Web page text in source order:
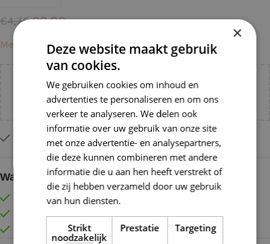
€4,75 €3,80
Meer informatie →
Voeg nog€ 55,00toe voorgratis verzending binnen
Op voorraad
Waarom kopen bij de Wolkast?
Lage verzendkosten vanaf € 4,99 binnen NL
Gratis verzonden vanaf €55,-
Vóór 16:30 besteld = Zelfde (werk)dag verzonden
×
Deze website maakt gebruik
van cookies.
We gebruiken cookies om inhoud en
advertenties te personaliseren en om ons
verkeer te analyseren. We delen ook
informatie over uw gebruik van onze site
met onze advertentie- en analysepartners,
die deze kunnen combineren met andere
informatie die u aan hen heeft verstrekt of
die zij hebben verzameld door uw gebruik
van hun diensten.
Strikt
noodzakelijk
Prestatie Targeting